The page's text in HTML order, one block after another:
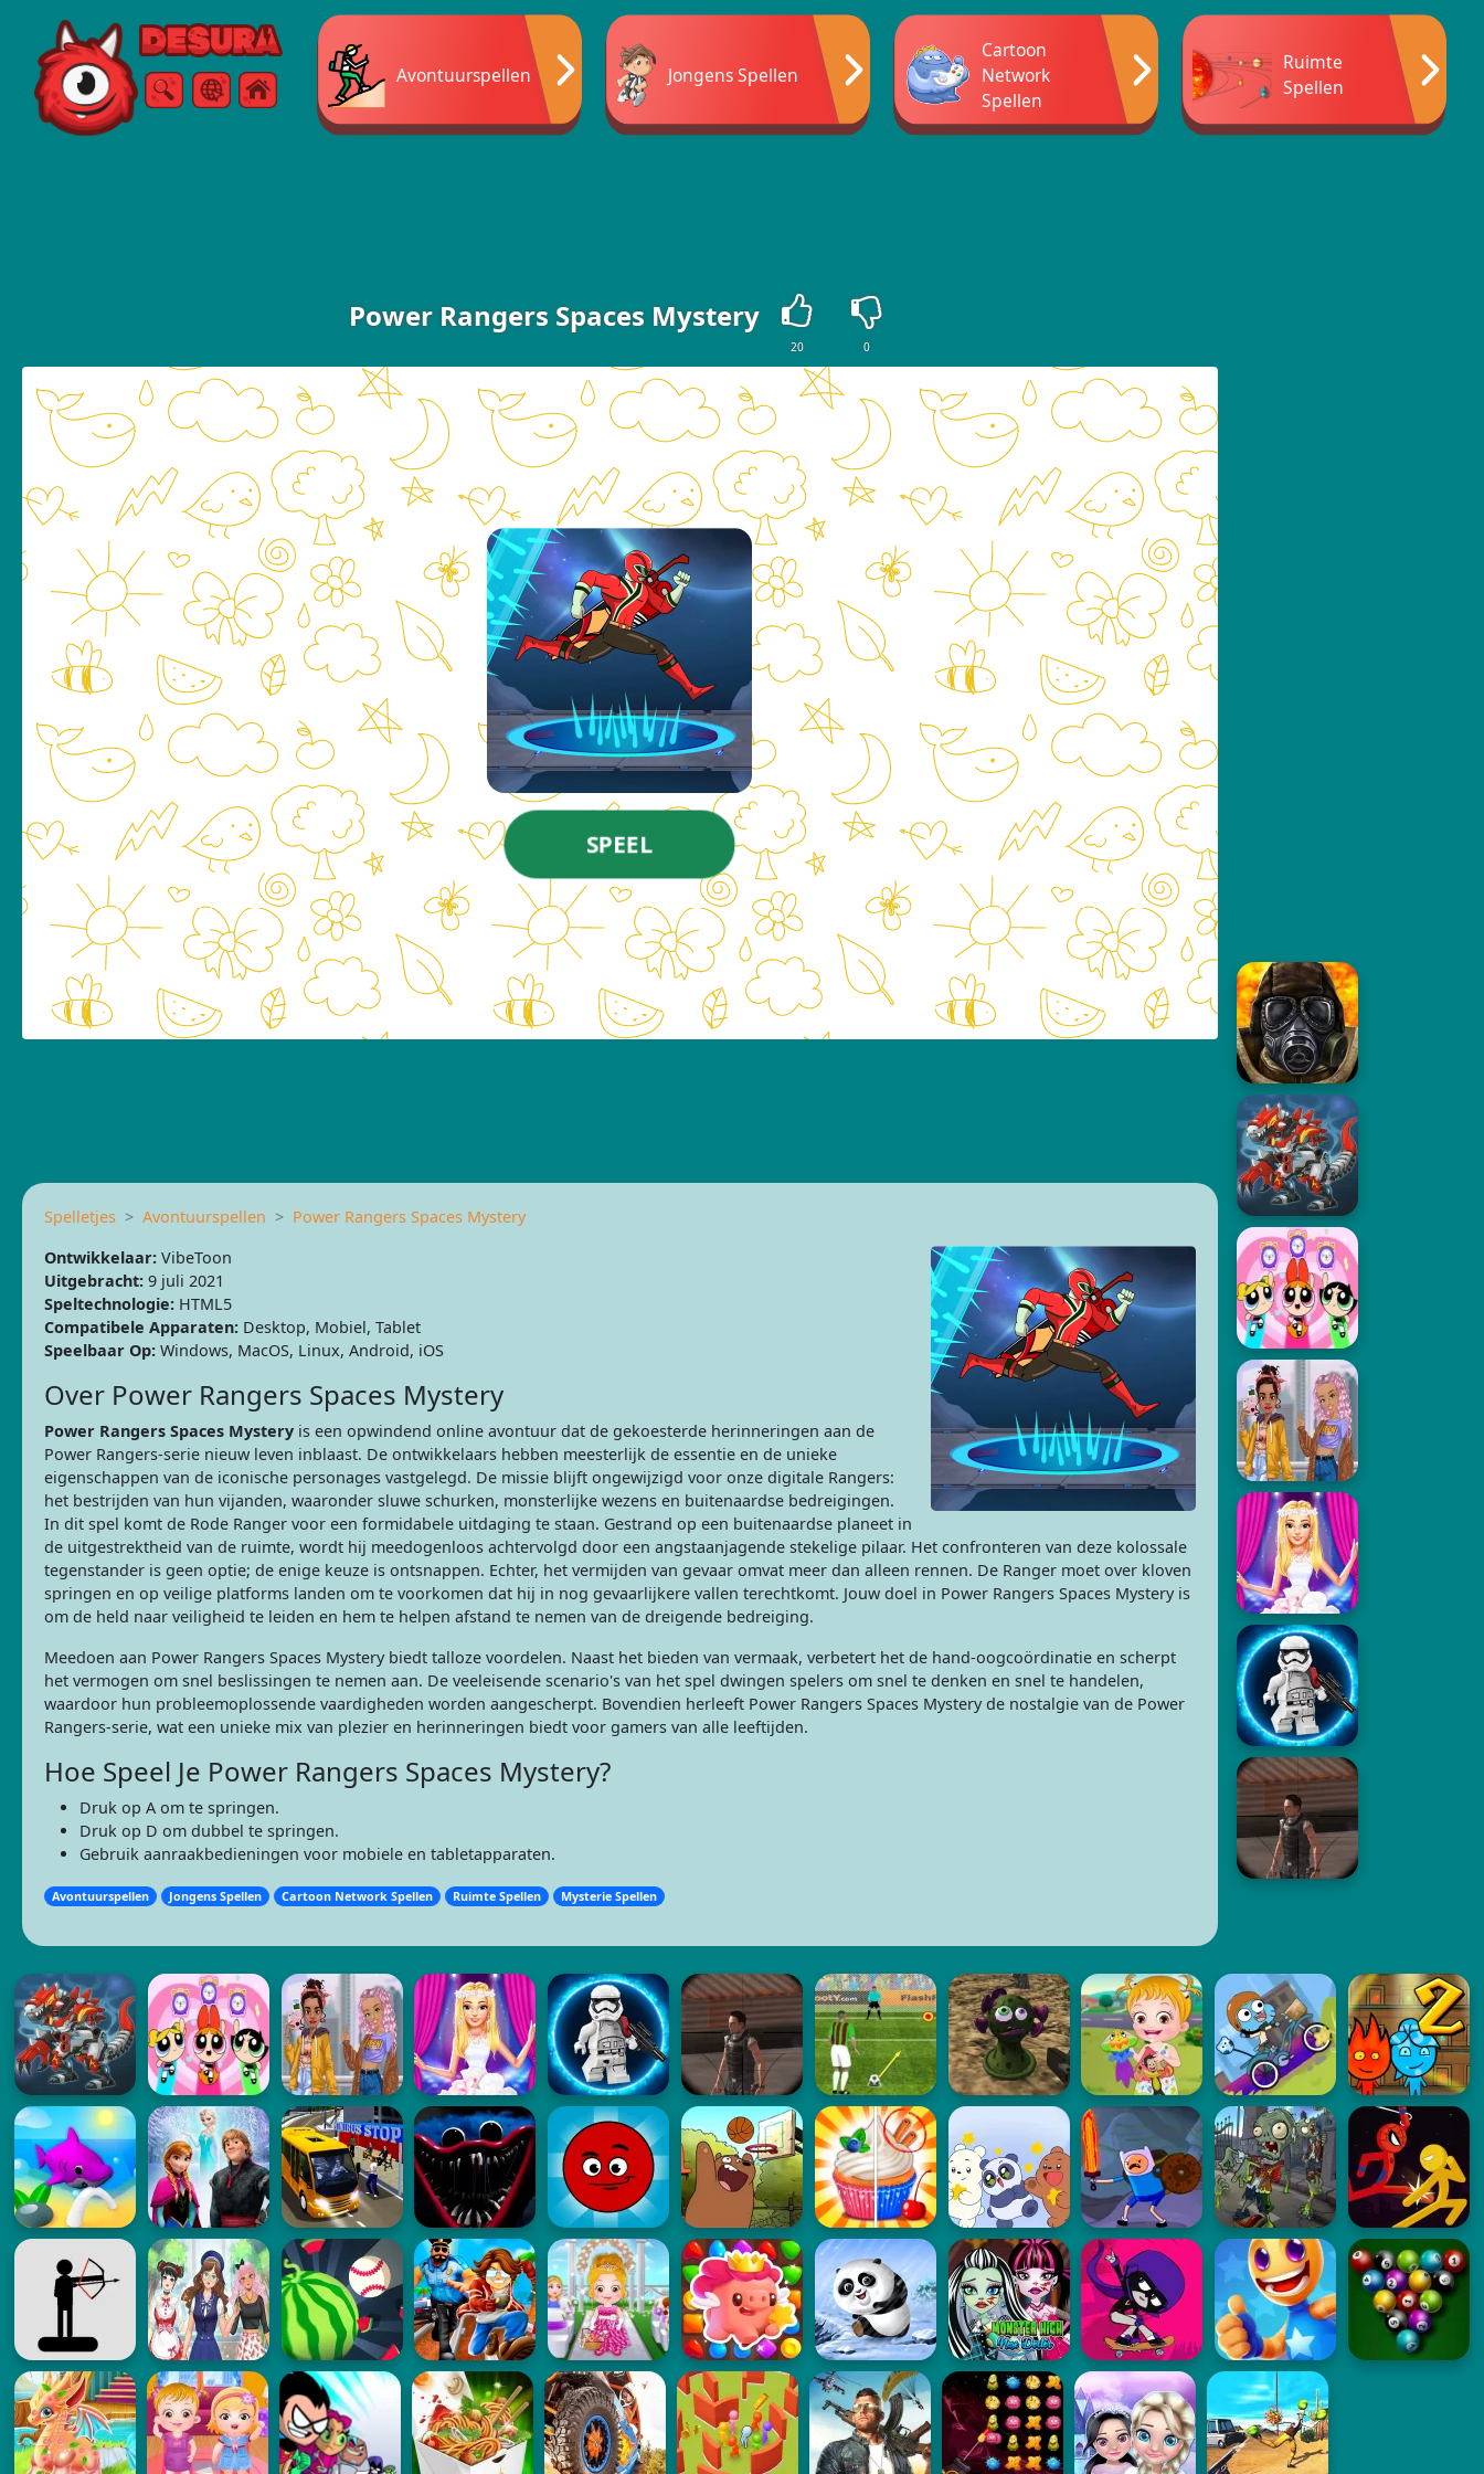
Free Online Games
ZoekenMenu
Avontuurspellen Jongens Spellen
Cartoon
Network
Spellen
Ruimte
Spellen
Power Rangers Spaces Mystery
20 0
SPEEL
Spelletjes Avontuurspellen
Power Rangers Spaces Mystery
Ontwikkelaar: VibeToon
Uitgebracht: 9 juli 2021
Speltechnologie: HTML5
Compatibele Apparaten: Desktop, Mobiel, Tablet
Speelbaar Op: Windows, MacOS, Linux, Android, iOS
Over Power Rangers Spaces Mystery
Power Rangers Spaces Mystery is een opwindend online avontuur dat de gekoesterde herinneringen aan de
Power Rangers-serie nieuw leven inblaast. De ontwikkelaars hebben meesterlijk de essentie en de unieke
eigenschappen van de iconische personages vastgelegd. De missie blijft ongewijzigd voor onze digitale Rangers:
het bestrijden van hun vijanden, waaronder sluwe schurken, monsterlijke wezens en buitenaardse bedreigingen.
In dit spel komt de Rode Ranger voor een formidabele uitdaging te staan. Gestrand op een buitenaardse planeet in
de uitgestrektheid van de ruimte, wordt hij meedogenloos achtervolgd door een angstaanjagende stekelige pilaar. Het confronteren van deze kolossale
tegenstander is geen optie; de enige keuze is ontsnappen. Echter, het vermijden van gevaar omvat meer dan alleen rennen. De Ranger moet over kloven
springen en op veilige platforms landen om te voorkomen dat hij in nog gevaarlijkere vallen terechtkomt. Jouw doel in Power Rangers Spaces Mystery is
om de held naar veiligheid te leiden en hem te helpen afstand te nemen van de dreigende bedreiging.
Meedoen aan Power Rangers Spaces Mystery biedt talloze voordelen. Naast het bieden van vermaak, verbetert het de hand-oogcoördinatie en scherpt
het vermogen om snel beslissingen te nemen aan. De veeleisende scenario's van het spel dwingen spelers om snel te denken en snel te handelen,
waardoor hun probleemoplossende vaardigheden worden aangescherpt. Bovendien herleeft Power Rangers Spaces Mystery de nostalgie van de Power
Rangers-serie, wat een unieke mix van plezier en herinneringen biedt voor gamers van alle leeftijden.
Hoe Speel Je Power Rangers Spaces Mystery?
Druk op A om te springen.
Druk op D om dubbel te springen.
Gebruik aanraakbedieningen voor mobiele en tabletapparaten.
Avontuurspellen Jongens Spellen Cartoon Network Spellen Ruimte Spellen Mysterie Spellen